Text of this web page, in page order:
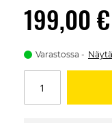
199,00 €
Varastossa